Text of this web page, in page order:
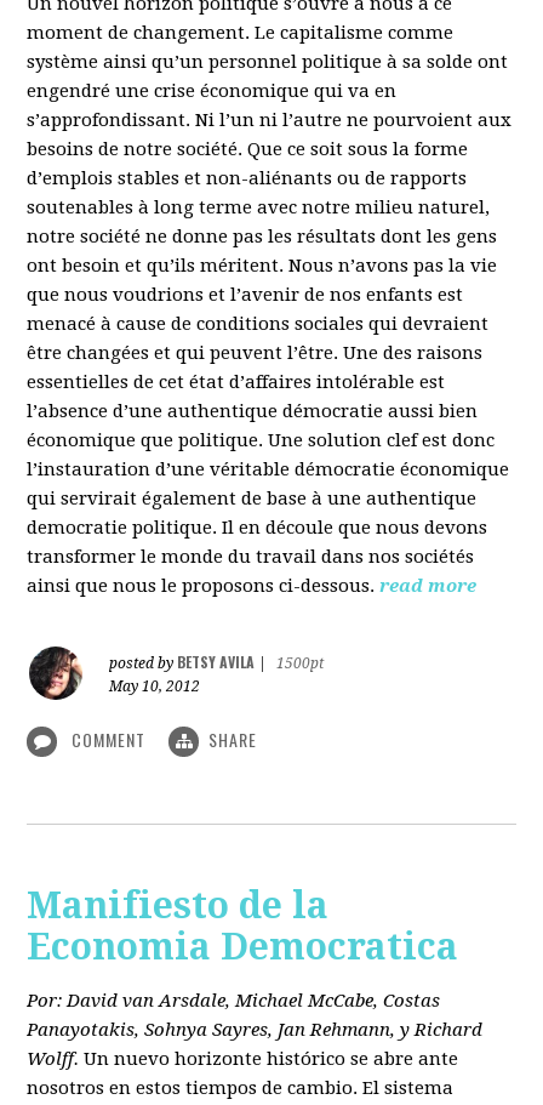
moment de changement. Le capitalisme comme
système ainsi qu’un personnel politique à sa solde ont
engendré une crise économique qui va en
s’approfondissant. Ni l’un ni l’autre ne pourvoient aux
besoins de notre société. Que ce soit sous la forme
d’emplois stables et non-aliénants ou de rapports
soutenables à long terme avec notre milieu naturel,
notre société ne donne pas les résultats dont les gens
ont besoin et qu’ils méritent. Nous n’avons pas la vie
que nous voudrions et l’avenir de nos enfants est
menacé à cause de conditions sociales qui devraient
être changées et qui peuvent l’être. Une des raisons
essentielles de cet état d’affaires intolérable est
l’absence d’une authentique démocratie aussi bien
économique que politique. Une solution clef est donc
l’instauration d’une véritable démocratie économique
qui servirait également de base à une authentique
democratie politique. Il en découle que nous devons
transformer le monde du travail dans nos sociétés
ainsi que nous le proposons ci-dessous. read more
posted by BETSY AVILA
1500pt
May 10, 2012
COMMENT SHARE
Manifiesto de la
Economia Democratica
Por: David van Arsdale, Michael McCabe, Costas
Panayotakis, Sohnya Sayres, Jan Rehmann, y Richard
Wolff. Un nuevo horizonte histórico se abre ante
nosotros en estos tiempos de cambio. El sistema